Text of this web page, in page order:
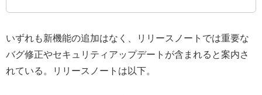
いずれも新機能の追加はなく、リリースノートでは重要な
バグ修正やセキュリティアップデートが含まれると案内さ
れている。リリースノートは以下。